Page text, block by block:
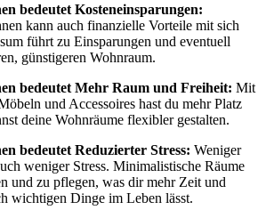
bedeutet Kosteneinsparungen:
kann auch finanzielle Vorteile mit sich
führt zu Einsparungen und eventuell
günstigeren Wohnraum.
bedeutet Mehr Raum und Freiheit: Mit
und Accessoires hast du mehr Platz
deine Wohnräume flexibler gestalten.
bedeutet Reduzierter Stress: Weniger
weniger Stress. Minimalistische Räume
und zu pflegen, was dir mehr Zeit und
wichtigen Dinge im Leben lässt.